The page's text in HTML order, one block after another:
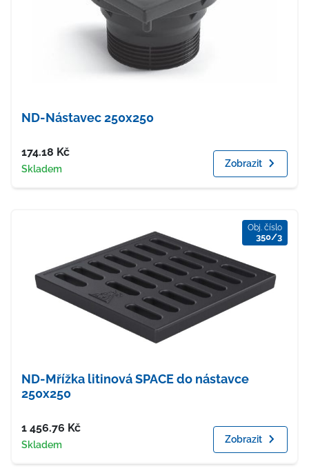
ND-Nástavec 250x250
Cena
174.18 Kč
Dostupnost
Skladem Zobrazit
Obj. číslo
350/3
ND-Mřížka litinová SPACE do nástavce
250x250
Cena
1 456.76 Kč
Dostupnost
Skladem Zobrazit